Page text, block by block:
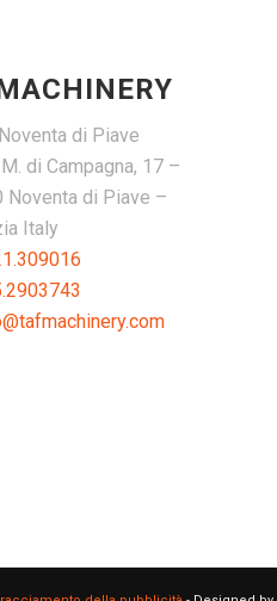
di Piave
di Campagna, 17 –
Noventa di Piave –
Italy